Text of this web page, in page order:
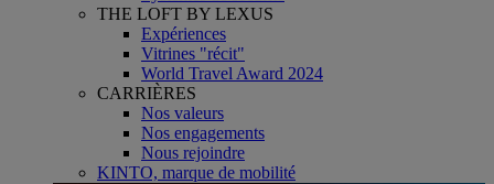
THE LOFT BY LEXUS
Expériences
Vitrines "récit"
World Travel Award 2024
CARRIÈRES
Nos valeurs
Nos engagements
Nous rejoindre
KINTO, marque de mobilité